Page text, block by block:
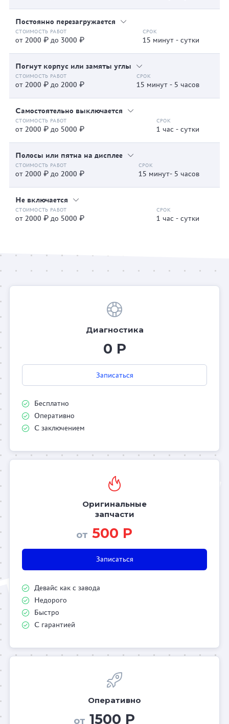
Постоянно перезагружается
от 2000 ₽ до 3000 ₽ 15 минут - сутки
Погнут корпус или замяты углы
от 2000 ₽ до 2000 ₽ 15 минут - 5 часов
Самостоятельно выключается
от 2000 ₽ до 5000 ₽ 1 час - сутки
Полосы или пятна на дисплее
от 2000 ₽ до 2000 ₽ 15 минут- 5 часов
Не включается
от 2000 ₽ до 5000 ₽ 1 час - сутки
Диагностика
0 Р
Записаться
Бесплатно
Оперативно
С заключением
Оригинальные
запчасти
от 500 Р
Записаться
Девайс как с завода
Недорого
Быстро
С гарантией
Оперативно
от 1500 Р